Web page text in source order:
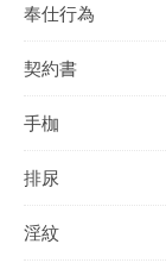
奉仕行為
契約書
手枷
排尿
淫紋